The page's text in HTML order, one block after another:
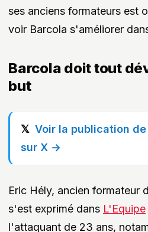
ses anciens formateurs est
voir Barcola s'améliorer
Barcola doit tout
but
Voir la publication
sur X →
Eric Hély, ancien formateur
s'est exprimé dans L'Equipe
l'attaquant de 23 ans,